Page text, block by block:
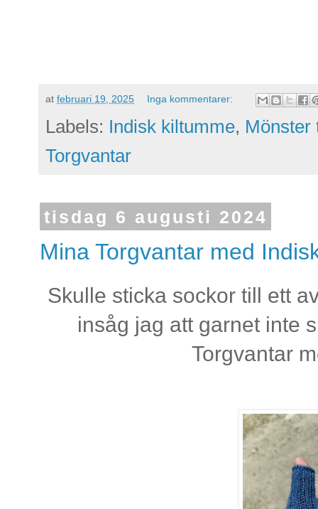
at februari 19, 2025 Inga kommentarer:
Labels: Indisk kiltumme, Mönster
Torgvantar
tisdag 6 augusti 2024
Mina Torgvantar med
Skulle sticka sockor till ett
insåg jag att garnet inte
Torgvantar